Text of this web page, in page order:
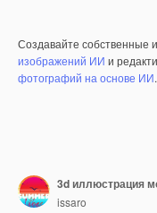
Создавайте собственные
изображений ИИ и
фотографий на основе ИИ.
issaro